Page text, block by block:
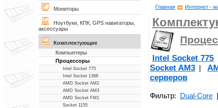
Мониторы
Ноутбуки, КПК, GPS навигаторы,
аксессуары
Комплектующие
Компьютеры
Процессоры
Intel Socket 775
Intel Socket 1366
AMD Socket AM2
AMD Socket AM3
AMD Socket FM1
Socket 1155
Главная Интернет -
Intel Socket 775
Socket AM3 |
серверов
Фильтр: Dual-Core